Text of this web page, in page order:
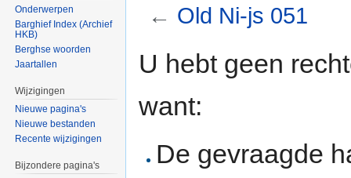
← Old Ni-js 051
U hebt geen
want:
De gevraagde
Onderwerpen
Barghief Index (Archief
HKB)
Berghse woorden
Jaartallen
Wijzigingen
Nieuwe pagina's
Nieuwe bestanden
Recente wijzigingen
Bijzondere pagina's